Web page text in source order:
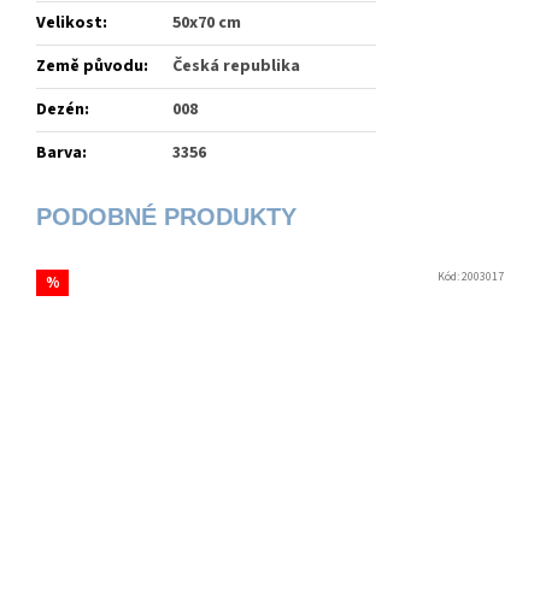
Velikost:
50x70 cm
Země původu:
Česká republika
Dezén:
008
Barva: 3356
% Kód:2003017